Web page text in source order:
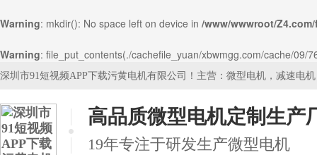
Warning: mkdir(): No space left on device in /www/wwwroot/
Warning: file_put_contents(./cachefile_yuan/xbwmgg.com/cache/
深圳市91短视频APP下载污黄电机有限公司！主营：微型电机，减速电
高品质微型电机定制生产
19年专注于研发生产微型电机